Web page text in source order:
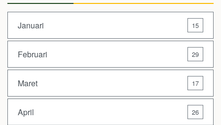
Januari 15
Februari 29
Maret 17
April 26